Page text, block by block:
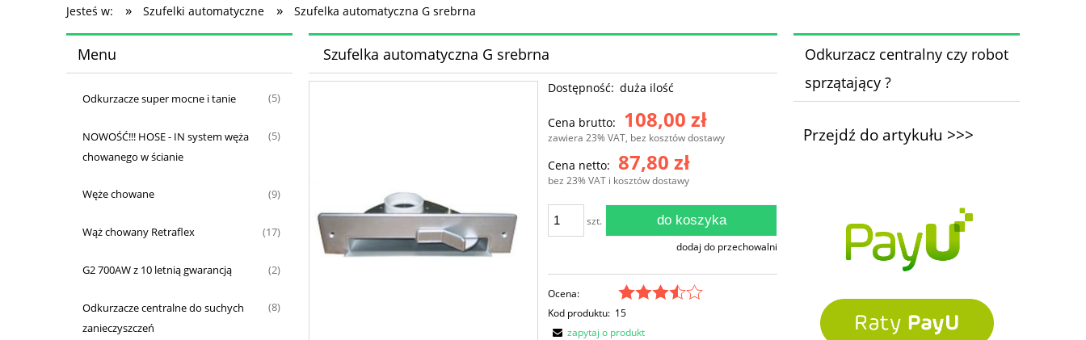
Jesteś w: » Szufelki automatyczne » Szufelka automatyczna G srebrna
Menu
Odkurzacze super mocne i tanie (5)
NOWOŚĆ!!! HOSE - IN system węża
chowanego w ścianie
(5)
Węże chowane (9)
Wąż chowany Retraflex (17)
G2 700AW z 10 letnią gwarancją (2)
Odkurzacze centralne do suchych
zanieczyszczeń
(8)
Szufelka automatyczna G srebrna
Dostępność: duża ilość
Cena brutto: 108,00 zł
zawiera 23% VAT, bez kosztów dostawy
Cena netto: 87,80 zł
bez 23% VAT i kosztów dostawy
szt. do koszyka
dodaj do przechowalni
Ocena:
Kod produktu: 15
zapytaj o produkt
Odkurzacz centralny czy robot
sprzątający ?
Przejdź do artykułu >>>